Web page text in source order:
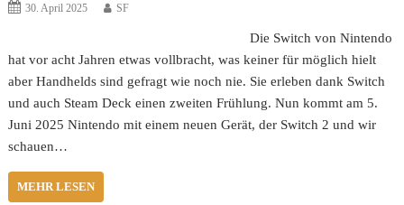
30. April 2025 SF
Die Switch von Nintendo
hat vor acht Jahren etwas vollbracht, was keiner für möglich hielt
aber Handhelds sind gefragt wie noch nie. Sie erleben dank Switch
und auch Steam Deck einen zweiten Frühlung. Nun kommt am 5.
Juni 2025 Nintendo mit einem neuen Gerät, der Switch 2 und wir
schauen…
MEHR LESEN